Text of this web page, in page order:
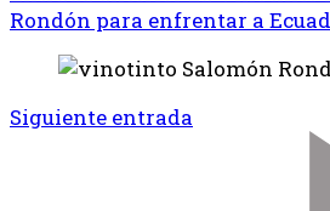
Rondón para enfrentar a
Siguiente entrada